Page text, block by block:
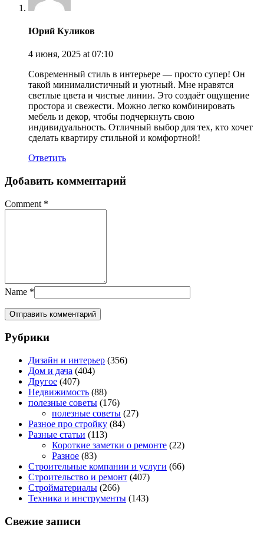
Юрий Куликов
4 июня, 2025 at 07:10
Современный стиль в интерьере — просто супер! Он
такой минималистичный и уютный. Мне нравятся
светлые цвета и чистые линии. Это создаёт ощущение
простора и свежести. Можно легко комбинировать
мебель и декор, чтобы подчеркнуть свою
индивидуальность. Отличный выбор для тех, кто хочет
сделать квартиру стильной и комфортной!
Ответить
Добавить комментарий
Comment *
Name *
Рубрики
Дизайн и интерьер (356)
Дом и дача (404)
Другое (407)
Недвижимость (88)
полезные советы (176)
полезные советы (27)
Разное про стройку (84)
Разные статьи (113)
Короткие заметки о ремонте (22)
Разное (83)
Строительные компании и услуги (66)
Строительство и ремонт (407)
Стройматериалы (266)
Техника и инструменты (143)
Свежие записи